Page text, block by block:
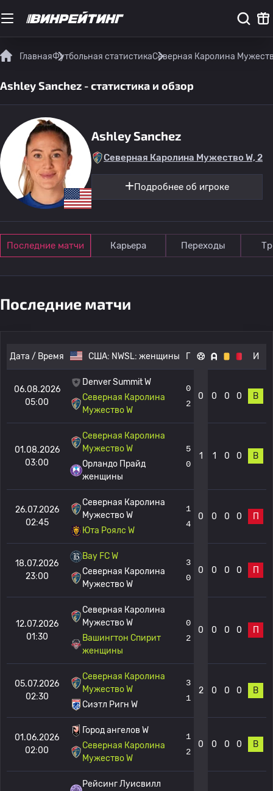
ГлавнаяФутбольная статистикаСеверная Каролина
Ashley Sanchez - статистика и обзор
Ashley Sanchez
Северная Каролина Мужество W, 2
Подробнее об игроке
Последние матчи Карьера Переходы
Последние матчи
Дата / Время США: NWSL: женщины Г И
06.08.2026
05:00
Denver Summit W
Северная Каролина
Мужество W
0
2
0 0 0 0 В
01.08.2026
03:00
Северная Каролина
Мужество W
Орландо Прайд
женщины
5
0
1 1 0 0 В
26.07.2026
02:45
Северная Каролина
Мужество W
Юта Роялс W
1
4
0 0 0 0 П
18.07.2026
23:00
Bay FC W
Северная Каролина
Мужество W
3
0
0 0 0 0 П
12.07.2026
01:30
Северная Каролина
Мужество W
Вашингтон Спирит
женщины
0
2
0 0 0 0 П
05.07.2026
02:30
Северная Каролина
Мужество W
Сиэтл Ригн W
3
1
2 0 0 0 В
01.06.2026
02:00
Город ангелов W
Северная Каролина
Мужество W
1
2
0 0 0 0 В
Рейсинг Луисвилл